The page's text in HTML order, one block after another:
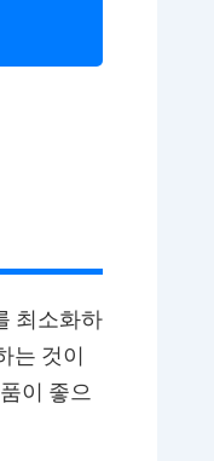
최소화하
는 것이
이 좋으